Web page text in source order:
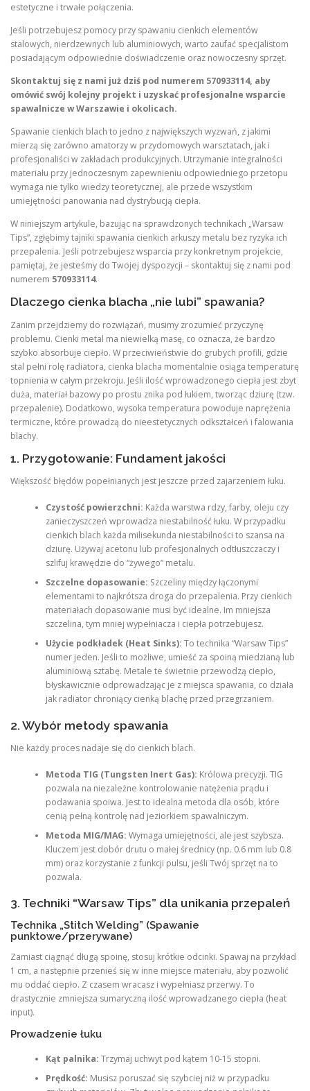
estetyczne i trwałe połączenia.
Jeśli potrzebujesz pomocy przy spawaniu cienkich elementów
stalowych, nierdzewnych lub aluminiowych, warto zaufać specjalistom
posiadającym odpowiednie doświadczenie oraz nowoczesny sprzęt.
Skontaktuj się z nami już dziś pod numerem 570933114, aby
omówić swój kolejny projekt i uzyskać profesjonalne wsparcie
spawalnicze w Warszawie i okolicach.
Spawanie cienkich blach to jedno z największych wyzwań, z jakimi
mierzą się zarówno amatorzy w przydomowych warsztatach, jak i
profesjonaliści w zakładach produkcyjnych. Utrzymanie integralności
materiału przy jednoczesnym zapewnieniu odpowiedniego przetopu
wymaga nie tylko wiedzy teoretycznej, ale przede wszystkim
umiejętności panowania nad dystrybucją ciepła.
W niniejszym artykule, bazując na sprawdzonych technikach „Warsaw
Tips”, zgłębimy tajniki spawania cienkich arkuszy metalu bez ryzyka ich
przepalenia. Jeśli potrzebujesz wsparcia przy konkretnym projekcie,
pamiętaj, że jesteśmy do Twojej dyspozycji – skontaktuj się z nami pod
numerem 570933114.
Dlaczego cienka blacha „nie lubi” spawania?
Zanim przejdziemy do rozwiązań, musimy zrozumieć przyczynę
problemu. Cienki metal ma niewielką masę, co oznacza, że bardzo
szybko absorbuje ciepło. W przeciwieństwie do grubych profili, gdzie
stal pełni rolę radiatora, cienka blacha momentalnie osiąga temperaturę
topnienia w całym przekroju. Jeśli ilość wprowadzonego ciepła jest zbyt
duża, materiał bazowy po prostu znika pod łukiem, tworząc dziurę (tzw.
przepalenie). Dodatkowo, wysoka temperatura powoduje naprężenia
termiczne, które prowadzą do nieestetycznych odkształceń i falowania
blachy.
1. Przygotowanie: Fundament jakości
Większość błędów popełnianych jest jeszcze przed zajarzeniem łuku.
Czystość powierzchni: Każda warstwa rdzy, farby, oleju czy
zanieczyszczeń wprowadza niestabilność łuku. W przypadku
cienkich blach każda milisekunda niestabilności to szansa na
dziurę. Używaj acetonu lub profesjonalnych odtłuszczaczy i
szlifuj krawędzie do “żywego” metalu.
Szczelne dopasowanie: Szczeliny między łączonymi
elementami to najkrótsza droga do przepalenia. Przy cienkich
materiałach dopasowanie musi być idealne. Im mniejsza
szczelina, tym mniej wypełniacza i ciepła potrzebujesz.
Użycie podkładek (Heat Sinks): To technika “Warsaw Tips”
numer jeden. Jeśli to możliwe, umieść za spoiną miedzianą lub
aluminiową sztabę. Metale te świetnie przewodzą ciepło,
błyskawicznie odprowadzając je z miejsca spawania, co działa
jak radiator chroniący cienką blachę przed przegrzaniem.
2. Wybór metody spawania
Nie każdy proces nadaje się do cienkich blach.
Metoda TIG (Tungsten Inert Gas): Królowa precyzji. TIG
pozwala na niezależne kontrolowanie natężenia prądu i
podawania spoiwa. Jest to idealna metoda dla osób, które
cenią pełną kontrolę nad jeziorkiem spawalniczym.
Metoda MIG/MAG: Wymaga umiejętności, ale jest szybsza.
Kluczem jest dobór drutu o małej średnicy (np. 0.6 mm lub 0.8
mm) oraz korzystanie z funkcji pulsu, jeśli Twój sprzęt na to
pozwala.
3. Techniki “Warsaw Tips” dla unikania przepaleń
Technika „Stitch Welding” (Spawanie
punktowe/przerywane)
Zamiast ciągnąć długą spoinę, stosuj krótkie odcinki. Spawaj na przykład
1 cm, a następnie przenieś się w inne miejsce materiału, aby pozwolić
mu oddać ciepło. Z czasem wracasz i wypełniasz przerwy. To
drastycznie zmniejsza sumaryczną ilość wprowadzanego ciepła (heat
input).
Prowadzenie łuku
Kąt palnika: Trzymaj uchwyt pod kątem 10-15 stopni.
Prędkość: Musisz poruszać się szybciej niż w przypadku